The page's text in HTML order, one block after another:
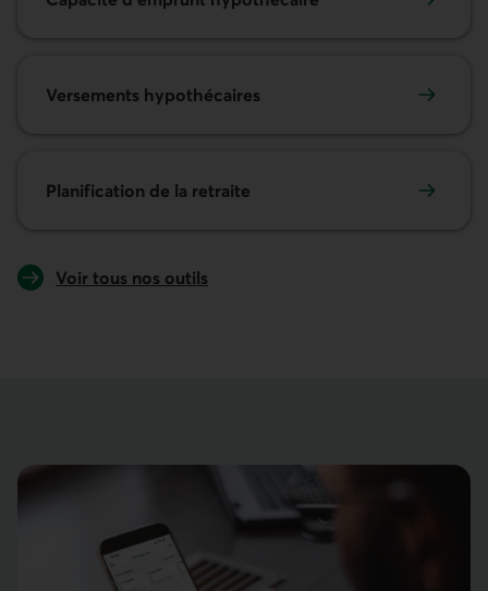
Versements hypothécaires
Planification de la retraite
Voir tous nos outils